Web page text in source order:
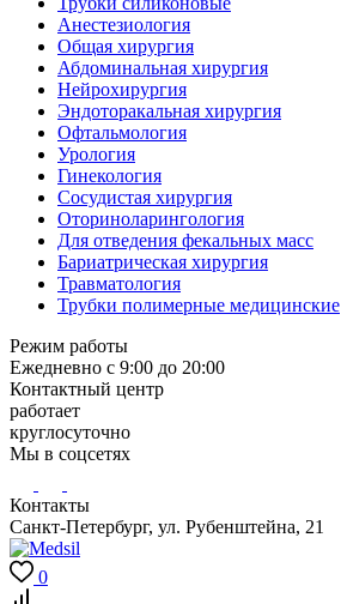
Анестезиология
Общая хирургия
Абдоминальная хирургия
Нейрохирургия
Эндоторакальная хирургия
Офтальмология
Урология
Гинекология
Сосудистая хирургия
Оториноларингология
Для отведения фекальных масс
Бариатрическая хирургия
Травматология
Трубки полимерные медицинские
Режим работы
Ежедневно с 9:00 до 20:00
Контактный центр
работает
круглосуточно
Мы в соцсетях
Контакты
Санкт-Петербург, ул. Рубенштейна, 21
0